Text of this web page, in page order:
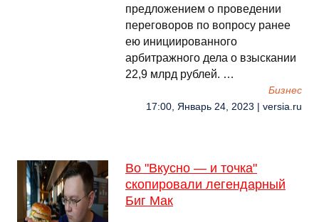
предложением о проведении
переговоров по вопросу ранее
ею инициированного
арбитражного дела о взыскании
22,9 млрд рублей. …
Бизнес
17:00, Январь 24, 2023 | versia.ru
Во "Вкусно — и точка"
скопировали легендарный
Биг Мак